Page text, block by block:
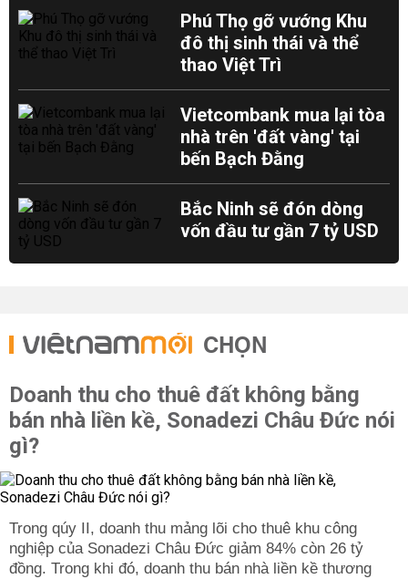
Phú Thọ gỡ vướng Khu
đô thị sinh thái và thể
thao Việt Trì
Vietcombank mua lại tòa
nhà trên 'đất vàng' tại
bến Bạch Đằng
Bắc Ninh sẽ đón dòng
vốn đầu tư gần 7 tỷ USD
CHỌN
Doanh thu cho thuê đất không bằng
bán nhà liền kề, Sonadezi Châu Đức nói
gì?
Trong qúy II, doanh thu mảng lõi cho thuê khu công
nghiệp của Sonadezi Châu Đức giảm 84% còn 26 tỷ
đồng. Trong khi đó, doanh thu bán nhà liền kề thương